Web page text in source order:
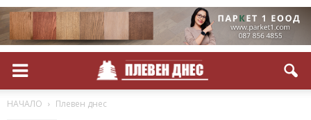
НАЧАЛО Плевен днес